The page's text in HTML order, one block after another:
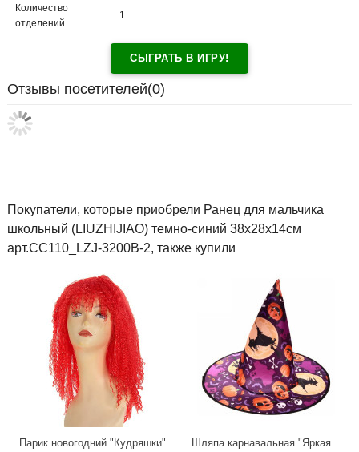
Количество
отделений
1
СЫГРАТЬ В ИГРУ!
Отзывы посетителей(0)
Покупатели, которые приобрели Ранец для мальчика
школьный (LIUZHIJIAO) темно-синий 38х28х14см
арт.CC110_LZJ-3200B-2, также купили
Парик новогодний "Кудряшки"
Шляпа карнавальная "Яркая